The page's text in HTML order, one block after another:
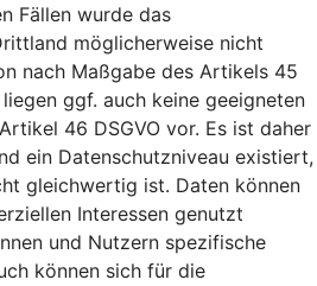
Fällen wurde das
möglicherweise nicht
nach Maßgabe des Artikels 45
ggf. auch keine geeigneten
46 DSGVO vor. Es ist daher
ein Datenschutzniveau existiert,
gleichwertig ist. Daten können
Interessen genutzt
und Nutzern spezifische
können sich für die